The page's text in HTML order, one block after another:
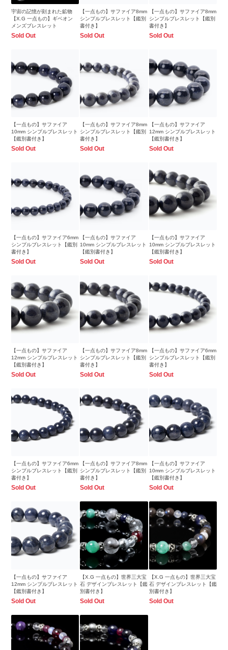
宇宙の記憶が刻まれた鉱物
【X.G 一点もの】ギベオン
メンズブレスレット
Sold Out
【一点もの】サファイア8mm
シンプルブレスレット【鑑別
書付き】
Sold Out
【一点もの】サファイア8mm
シンプルブレスレット【鑑別
書付き】
Sold Out
【一点もの】サファイア
10mm シンプルブレスレット
【鑑別書付き】
Sold Out
【一点もの】サファイア8mm
シンプルブレスレット【鑑別
書付き】
Sold Out
【一点もの】サファイア
12mm シンプルブレスレット
【鑑別書付き】
Sold Out
【一点もの】サファイア6mm
シンプルブレスレット【鑑別
書付き】
Sold Out
【一点もの】サファイア
10mm シンプルブレスレット
【鑑別書付き】
Sold Out
【一点もの】サファイア
10mm シンプルブレスレット
【鑑別書付き】
Sold Out
【一点もの】サファイア
12mm シンプルブレスレット
【鑑別書付き】
Sold Out
【一点もの】サファイア8mm
シンプルブレスレット【鑑別
書付き】
Sold Out
【一点もの】サファイア6mm
シンプルブレスレット【鑑別
書付き】
Sold Out
【一点もの】サファイア6mm
シンプルブレスレット【鑑別
書付き】
Sold Out
【一点もの】サファイア8mm
シンプルブレスレット【鑑別
書付き】
Sold Out
【一点もの】サファイア
10mm シンプルブレスレット
【鑑別書付き】
Sold Out
【一点もの】サファイア
12mm シンプルブレスレット
【鑑別書付き】
Sold Out
【X.G 一点もの】世界三大宝
石 デザインブレスレット【鑑
別書付き】
Sold Out
【X.G 一点もの】世界三大宝
石 デザインブレスレット【鑑
別書付き】
Sold Out